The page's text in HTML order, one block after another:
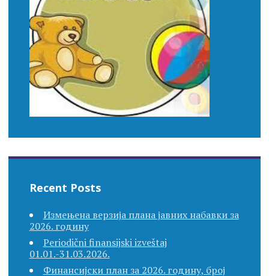
Recent Posts
Измењена верзија плана јавних набавки за
2026. годину
Periodični finansijski izveštaj
01.01.-31.03.2026.
Финансијски план за 2026. годину, број